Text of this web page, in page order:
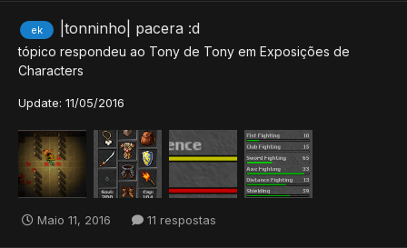
ek |tonninho| pacera :d
tópico respondeu ao Tony de Tony em Exposições de
Characters
Update: 11/05/2016
Maio 11, 2016 11 respostas